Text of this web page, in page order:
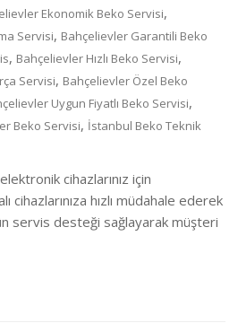
Ekonomik Beko Servisi,
Servisi, Bahçelievler Garantili Beko
, Bahçelievler Hızlı Beko Servisi,
Servisi, Bahçelievler Özel Beko
Uygun Fiyatlı Beko Servisi,
Beko Servisi, İstanbul Beko Teknik
cihazlarınız için
hızlı müdahale ederek
servis desteği sağlayarak müşteri